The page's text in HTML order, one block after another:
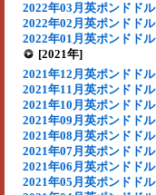
2022年03月英ポンドドル
2022年02月英ポンドドル
2022年01月英ポンドドル
[2021年]
2021年12月英ポンドドル
2021年11月英ポンドドル
2021年10月英ポンドドル
2021年09月英ポンドドル
2021年08月英ポンドドル
2021年07月英ポンドドル
2021年06月英ポンドドル
2021年05月英ポンドドル